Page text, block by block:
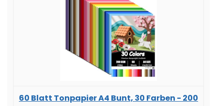
60 Blatt Tonpapier A4 Bunt, 30 Farben - 200